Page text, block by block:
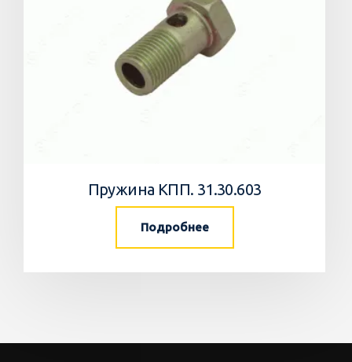
Пружина КПП. 31.30.603
Подробнее